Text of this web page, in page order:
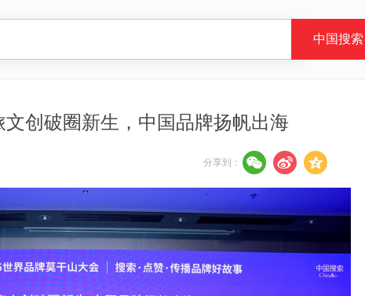
文创破圈新生，中国品牌扬帆出海
分享到：